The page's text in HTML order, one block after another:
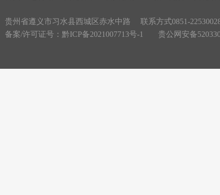
贵州省遵义市习水县西城区赤水中路
联系方式0851-
备案/许可证号： 黔ICP备2021007713号-1 贵公网安备